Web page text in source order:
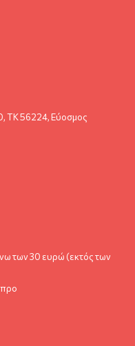
ΤΚ 56224, Εύοσμος
των 30 ευρώ (εκτός των